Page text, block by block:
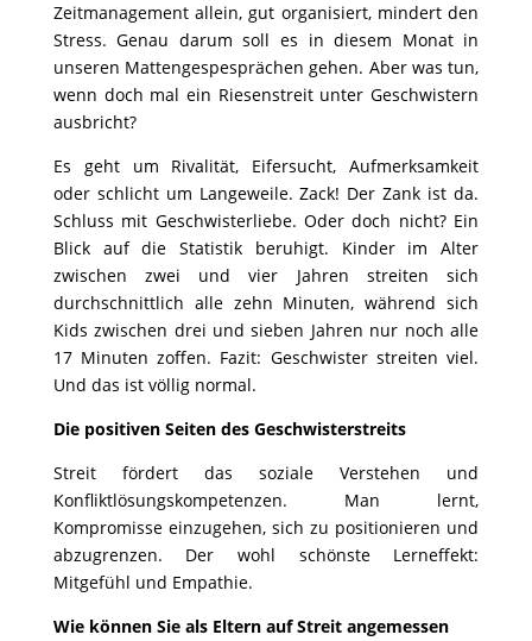
Zeitmanagement allein, gut organisiert, mindert den
Stress. Genau darum soll es in diesem Monat in
unseren Mattengespesprächen gehen. Aber was tun,
wenn doch mal ein Riesenstreit unter Geschwistern
ausbricht?
Es geht um Rivalität, Eifersucht, Aufmerksamkeit
oder schlicht um Langeweile. Zack! Der Zank ist da.
Schluss mit Geschwisterliebe. Oder doch nicht? Ein
Blick auf die Statistik beruhigt. Kinder im Alter
zwischen zwei und vier Jahren streiten sich
durchschnittlich alle zehn Minuten, während sich
Kids zwischen drei und sieben Jahren nur noch alle
17 Minuten zoffen. Fazit: Geschwister streiten viel.
Und das ist völlig normal.
Die positiven Seiten des Geschwisterstreits
Streit fördert das soziale Verstehen und
Konfliktlösungskompetenzen. Man lernt,
Kompromisse einzugehen, sich zu positionieren und
abzugrenzen. Der wohl schönste Lerneffekt:
Mitgefühl und Empathie.
Wie können Sie als Eltern auf Streit angemessen